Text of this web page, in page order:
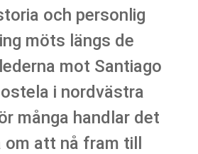
och personlig
möts längs de
mot Santiago
i nordvästra
många handlar det
om att nå fram till